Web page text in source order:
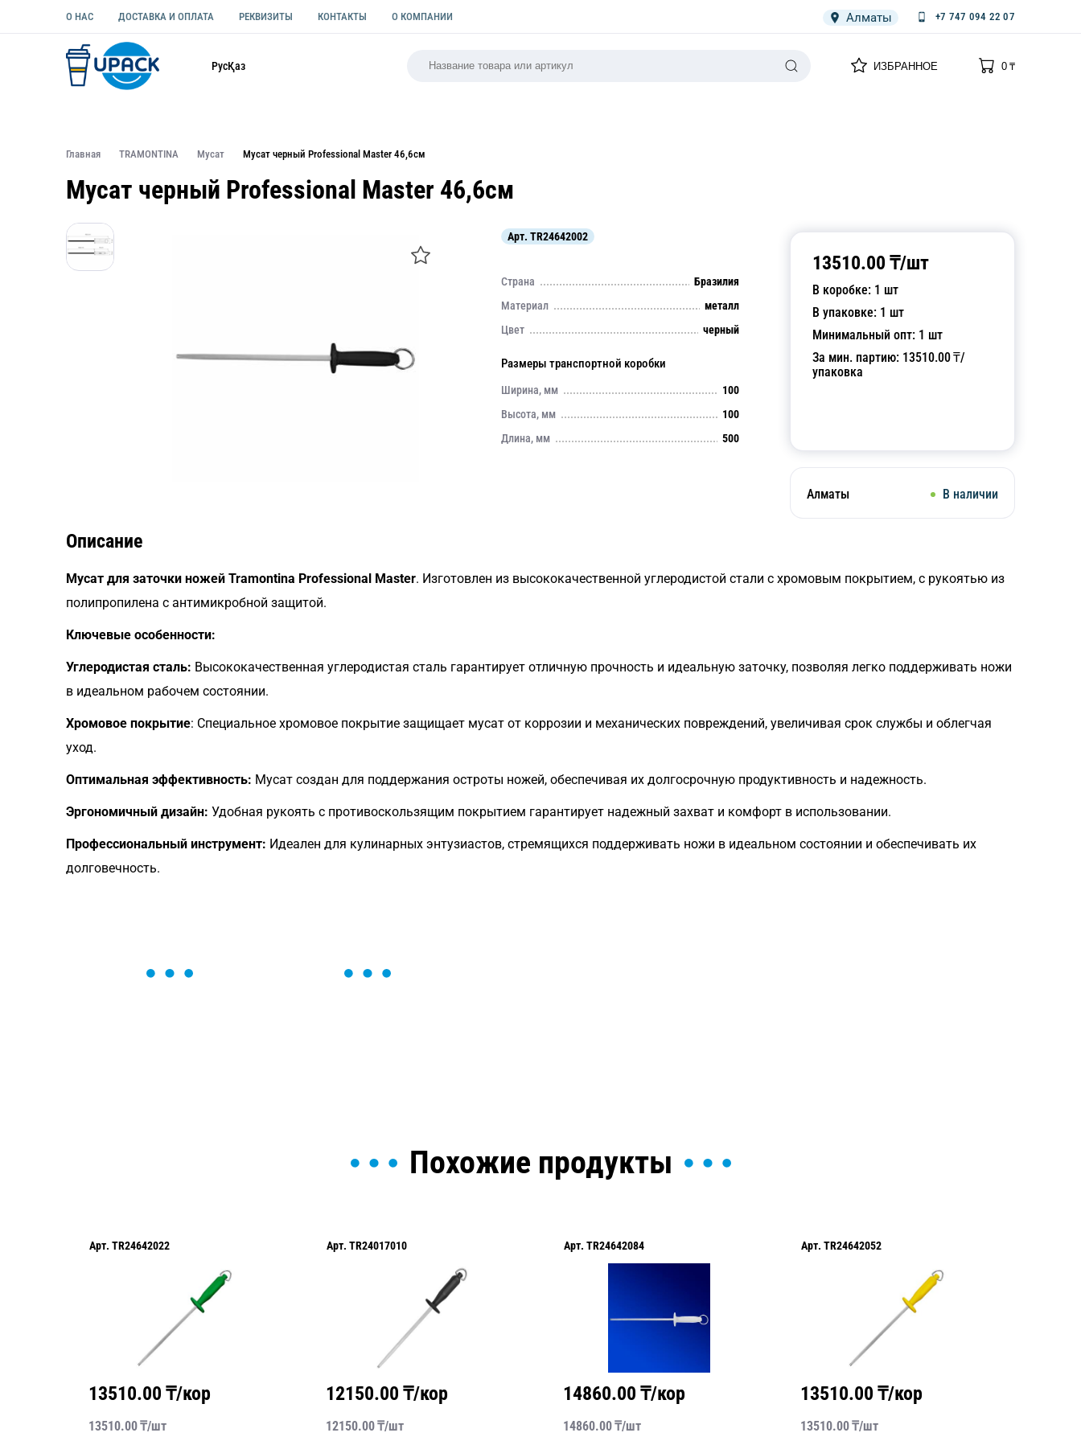
О НАС ДОСТАВКА И ОПЛАТА РЕКВИЗИТЫ КОНТАКТЫ О КОМПАНИИ Алматы +7 747 094 22 07
РусҚаз ИЗБРАННОЕ
0
0₸
Главная TRAMONTINA Мусат Мусат черный Professional Master 46,6см
Мусат черный Professional Master 46,6см
13510.00 ₸/шт
В коробке: 1 шт
В упаковке: 1 шт
Минимальный опт: 1 шт
За мин. партию: 13510.00₸/
упаковка
Алматы В наличии
Арт. TR24642002
Страна
Бразилия
Материал
металл
Цвет
черный
Размеры транспортной коробки
Ширина, мм
100
Высота, мм
100
Длина, мм
500
Описание
Мусат для заточки ножей Tramontina Professional Master. Изготовлен из высококачественной углеродистой стали с хромовым покрытием, с рукоятью из
полипропилена с антимикробной защитой.
Ключевые особенности:
Углеродистая сталь: Высококачественная углеродистая сталь гарантирует отличную прочность и идеальную заточку, позволяя легко поддерживать ножи
в идеальном рабочем состоянии.
Хромовое покрытие: Специальное хромовое покрытие защищает мусат от коррозии и механических повреждений, увеличивая срок службы и облегчая
уход.
Оптимальная эффективность: Мусат создан для поддержания остроты ножей, обеспечивая их долгосрочную продуктивность и надежность.
Эргономичный дизайн: Удобная рукоять с противоскользящим покрытием гарантирует надежный захват и комфорт в использовании.
Профессиональный инструмент: Идеален для кулинарных энтузиастов, стремящихся поддерживать ножи в идеальном состоянии и обеспечивать их
долговечность.
Похожие продукты
Арт. TR24642022
13510.00 ₸/кор
13510.00₸/шт
Арт. TR24017010
12150.00 ₸/кор
12150.00₸/шт
Арт. TR24642084
14860.00 ₸/кор
14860.00₸/шт
Арт. TR24642052
13510.00 ₸/кор
13510.00₸/шт